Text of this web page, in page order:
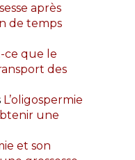
après
de temps
ce que le
des
L’oligospermie
une
et son